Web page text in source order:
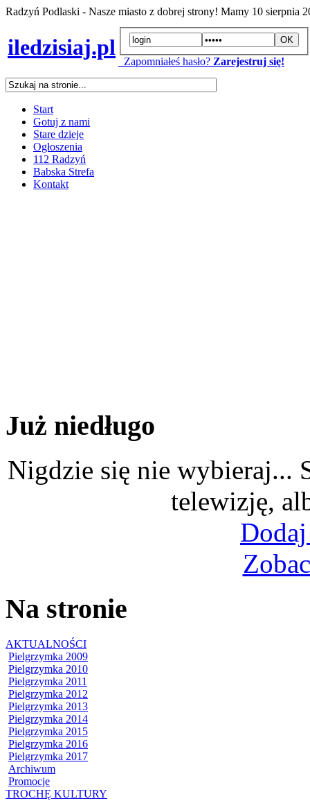
Radzyń Podlaski - Nasze miasto z dobrej strony! Mamy 10 sierpnia
iledzisiaj.pl
Zapomniałeś hasło? Zarejestruj się!
Start
Gotuj z nami
Stare dzieje
Ogłoszenia
112 Radzyń
Babska Strefa
Kontakt
Już niedługo
Nigdzie się nie wybieraj...
telewizję,
Na stronie
AKTUALNOŚCI
Pielgrzymka 2009
Pielgrzymka 2010
Pielgrzymka 2011
Pielgrzymka 2012
Pielgrzymka 2013
Pielgrzymka 2014
Pielgrzymka 2015
Pielgrzymka 2016
Pielgrzymka 2017
Archiwum
Promocje
TROCHĘ KULTURY